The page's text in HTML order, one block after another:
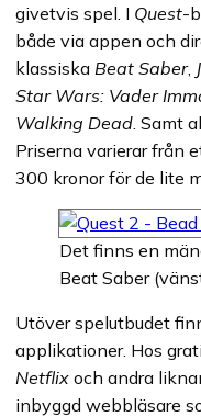
givetvis spel. I Quest-
både via appen och
klassiska Beat Saber,
Star Wars: Vader
Walking Dead . Samt
Priserna varierar från
300 kronor för de lite
Det finns en
Beat Saber
Utöver spelutbudet
applikationer. Hos
Netflix och andra
inbyggd webbläsare